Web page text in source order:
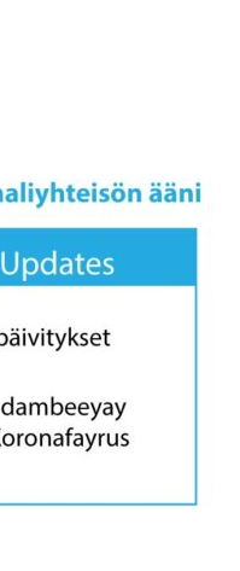
Verkosto